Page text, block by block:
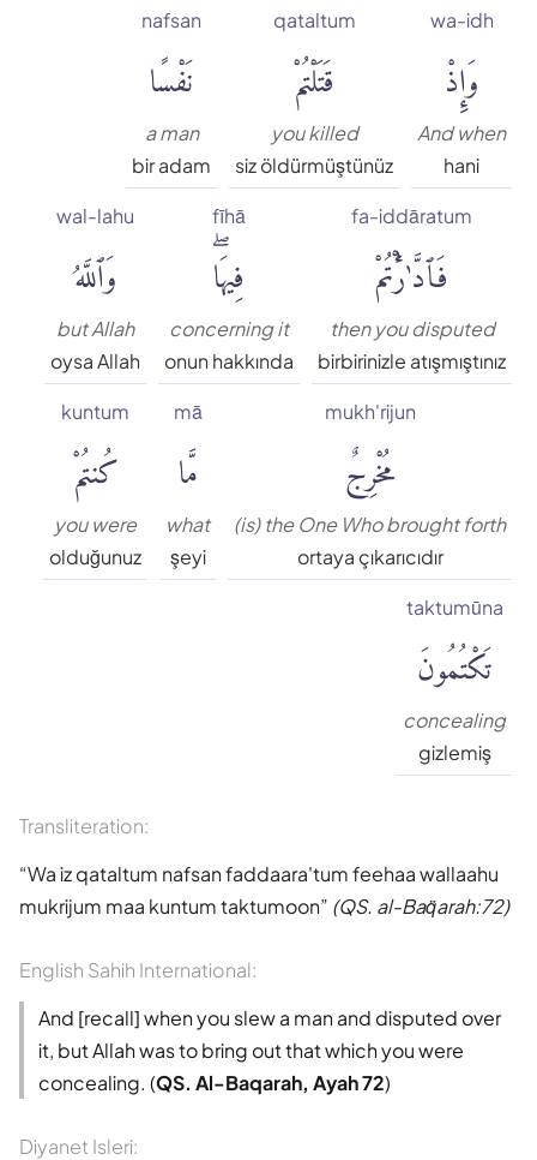
Muhammed Esed
Ömer Nasuhi Bilmen
Rowwad Translation Center
Şaban Piriş
Suat Yıldırım
Süleyman Ateş
wa-idh
وَإِذْ
And when
hani
qataltum
قَتَلْتُمْ
you killed
siz öldürmüştünüz
nafsan
نَفْسًا
a man
bir adam
fa-iddāratum
فَٱدَّٰرَْٰٔتُمْ
then you disputed
birbirinizle atışmıştınız
fīhā
فِيهَاۖ
concerning it
onun hakkında
wal-lahu
وَٱللَّهُ
but Allah
oysa Allah
mukh'rijun
مُخْرِجٌ
(is) the One Who brought forth
ortaya çıkarıcıdır
mā
مَّا
what
şeyi
kuntum
كُنتُمْ
you were
olduğunuz
taktumūna
تَكْتُمُونَ
concealing
gizlemiş
Transliteration:
Wa iz qataltum nafsan faddaara'tum feehaa wallaahu
mukrijum maa kuntum taktumoon (QS. al-Baq̈arah:72)
English Sahih International:
And [recall] when you slew a man and disputed over
it, but Allah was to bring out that which you were
concealing. (QS. Al-Baqarah, Ayah 72)
Diyanet Isleri: